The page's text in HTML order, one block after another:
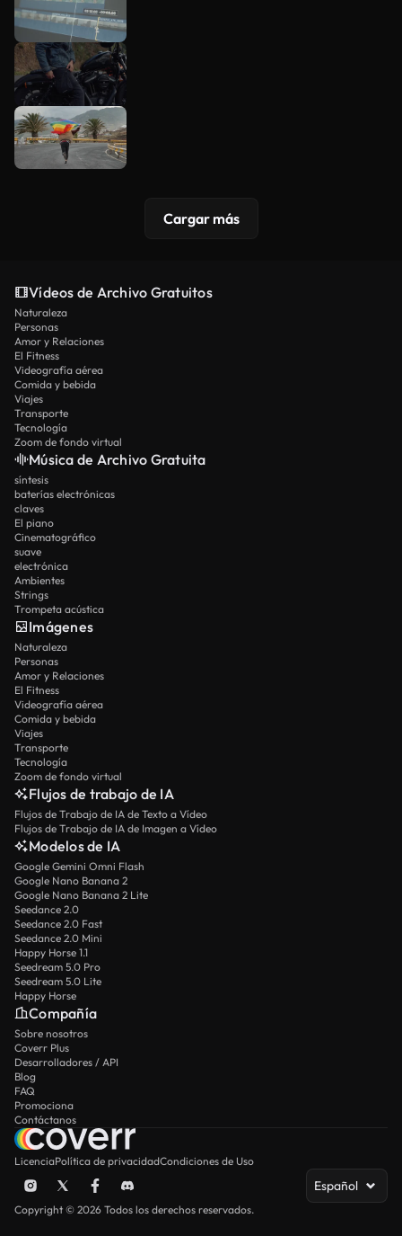
Cargar más
Vídeos de Archivo Gratuitos
Naturaleza
Personas
Amor y Relaciones
El Fitness
Videografía aérea
Comida y bebida
Viajes
Transporte
Tecnología
Zoom de fondo virtual
Música de Archivo Gratuita
síntesis
baterías electrónicas
claves
El piano
Cinematográfico
suave
electrónica
Ambientes
Strings
Trompeta acústica
Imágenes
Naturaleza
Personas
Amor y Relaciones
El Fitness
Videografía aérea
Comida y bebida
Viajes
Transporte
Tecnología
Zoom de fondo virtual
Flujos de trabajo de IA
Flujos de Trabajo de IA de Texto a Vídeo
Flujos de Trabajo de IA de Imagen a Vídeo
Modelos de IA
Google Gemini Omni Flash
Google Nano Banana 2
Google Nano Banana 2 Lite
Seedance 2.0
Seedance 2.0 Fast
Seedance 2.0 Mini
Happy Horse 1.1
Seedream 5.0 Pro
Seedream 5.0 Lite
Happy Horse
Compañía
Sobre nosotros
Coverr Plus
Desarrolladores / API
Blog
FAQ
Promociona
Contáctanos
LicenciaPolítica de privacidadCondiciones de Uso
Español
Copyright © 2026 Todos los derechos reservados.